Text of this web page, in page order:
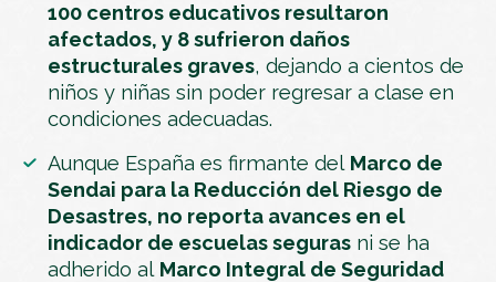
100 centros educativos resultaron
afectados, y 8 sufrieron daños
estructurales graves, dejando a cientos de
niños y niñas sin poder regresar a clase en
condiciones adecuadas.
Aunque España es firmante del Marco de
Sendai para la Reducción del Riesgo de
Desastres, no reporta avances en el
indicador de escuelas seguras ni se ha
adherido al Marco Integral de Seguridad